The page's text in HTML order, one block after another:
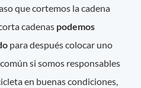
que cortemos la cadena
cadenas podemos
para después colocar uno
si somos responsables
en buenas condiciones,